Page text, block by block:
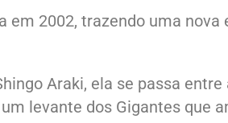
em 2002, trazendo uma nova
Araki, ela se passa entre
levante dos Gigantes que